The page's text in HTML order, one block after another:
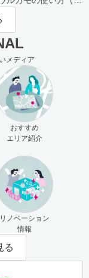
メディア
おすすめ
エリア紹介
リノベーション
情報
る